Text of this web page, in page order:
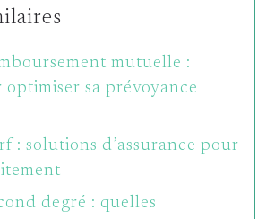
mutuelle :
sa prévoyance
: solutions d’assurance pour
degré : quelles